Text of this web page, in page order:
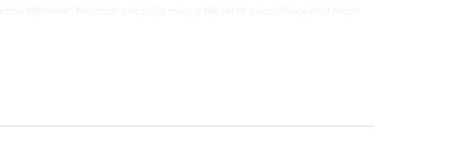
falfelületek esetén a Héra Prémium penészgátló adalék
Héra Gold beltéri falfestéket, ha a fertőzött felületet